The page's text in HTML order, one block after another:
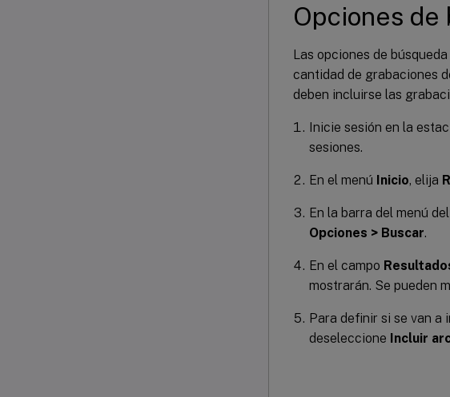
Opciones de
Las opciones de
cantidad de grabaciones
deben incluirse las
Inicie sesión en la
sesiones.
En el menú Inicio, elija
En la barra del menú del
Opciones > Buscar.
En el campo
mostrarán. Se pueden
Para definir si se van a
deseleccione Incluir